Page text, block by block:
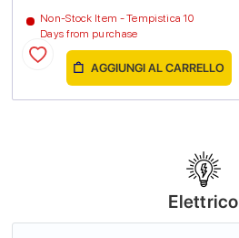
Non-Stock Item - Tempistica 10
Days from purchase
AGGIUNGI AL CARRELLO
Elettrico